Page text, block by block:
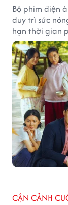
Bộ phim điện
duy trì sức
hạn thời gian
CẬN CẢNH